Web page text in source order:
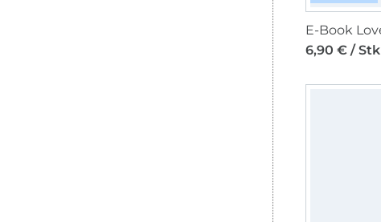
6,90 € / Stk